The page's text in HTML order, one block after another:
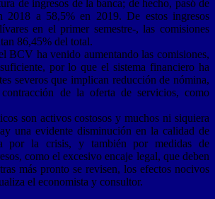
de ingresos de la banca; de hecho, pasó de
2018 a 58,5% en 2019. De estos ingresos
en el primer semestre-, las comisiones
86,45% del total.
BCV ha venido aumentando las comisiones,
por lo que el sistema financiero ha
severos que implican reducción de nómina,
de la oferta de servicios, como
son activos costosos y muchos ni siquiera
una evidente disminución en la calidad de
por la crisis, y también por medidas de
como el excesivo encaje legal, que deben
más pronto se revisen, los efectos nocivos
el economista y consultor.